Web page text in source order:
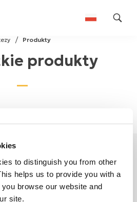
to distinguish you from other
helps us to provide you with a
browse our website and
site.
Produkty
produkty
Używaj go
instrukcją